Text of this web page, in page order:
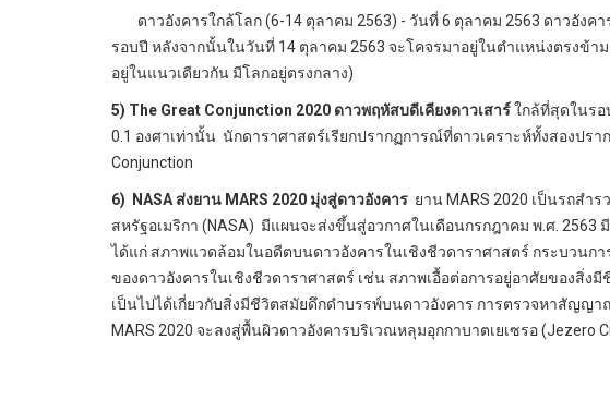
ดาวอังคารใกล้โลก (6-14 ตุลาคม 2563) - วันที่ 6 ตุลาคม 2563 ดาวอังค
รอบปี หลังจากนั้นในวันที่ 14 ตุลาคม 2563 จะโคจรมาอยู่ในตำแหน่งตรงข้า
อยู่ในแนวเดียวกัน มีโลกอยู่ตรงกลาง)
5) The Great Conjunction 2020 ดาวพฤหัสบดีเคียงดาวเสาร์ใกล้ที่สุดในรอ
0.1 องศาเท่านั้น นักดาราศาสตร์เรียกปรากฏการณ์ที่ดาวเคราะห์ทั้งสองปรา
Conjunction
6) NASA ส่งยาน MARS 2020 มุ่งสู่ดาวอังคาร ยาน MARS 2020 เป็นรถสำ
สหรัฐอเมริกา (NASA) มีแผนจะส่งขึ้นสู่อวกาศในเดือนกรกฎาคม พ.ศ. 2563
ได้แก่ สภาพแวดล้อมในอดีตบนดาวอังคารในเชิงชีวดาราศาสตร์ กระบวน
ของดาวอังคารในเชิงชีวดาราศาสตร์ เช่น สภาพเอื้อต่อการอยู่อาศัยของสิ่ง
เป็นไปได้เกี่ยวกับสิ่งมีชีวิตสมัยดึกดำบรรพ์บนดาวอังคาร การตรวจหาสัญญ
MARS 2020 จะลงสู่พื้นผิวดาวอังคารบริเวณหลุมอุกกาบาตเยเซรอ (Jezero